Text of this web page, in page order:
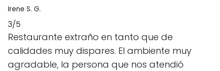
Irene S. G.
3/5
Restaurante extraño en tanto que de
calidades muy dispares. El ambiente muy
agradable, la persona que nos atendió